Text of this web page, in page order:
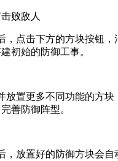
败敌人
，点击下方的方块按钮，
初始的防御工事。
放置更多不同功能的方
善防御阵型。
，放置好的防御方块会自